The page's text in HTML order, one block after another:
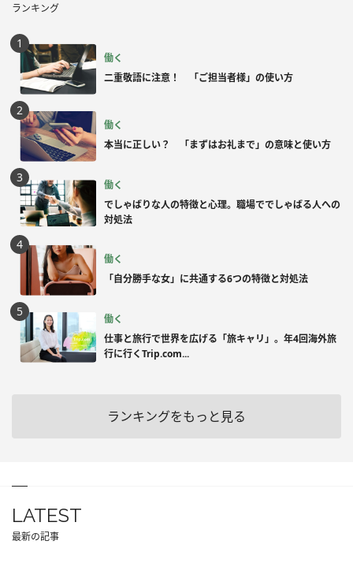
ランキング
働く
二重敬語に注意！ 「ご担当者様」の使い方
働く
本当に正しい？ 「まずはお礼まで」の意味と使い方
働く
でしゃばりな人の特徴と心理。職場ででしゃばる人への
対処法
働く
「自分勝手な女」に共通する6つの特徴と対処法
働く
仕事と旅行で世界を広げる「旅キャリ」。年4回海外旅
行に行くTrip.com...
ランキングをもっと見る
LATEST
最新の記事